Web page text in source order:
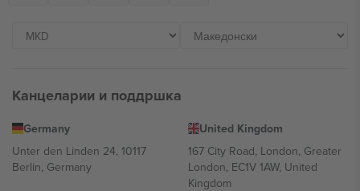
Канцеларии и поддршка
Germany
Unter den Linden 24, 10117
Berlin, Germany
United Kingdom
167 City Road, London, Greater
London, EC1V 1AW, United
Kingdom